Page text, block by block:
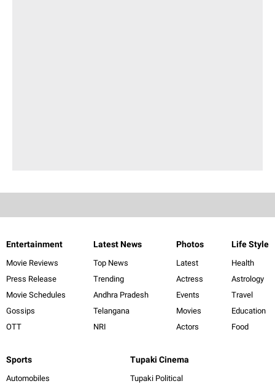
Entertainment
Movie Reviews
Press Release
Movie Schedules
Gossips
OTT
Latest News
Top News
Trending
Andhra Pradesh
Telangana
NRI
Photos
Latest
Actress
Events
Movies
Actors
Life Style
Health
Astrology
Travel
Education
Food
Sports
Automobiles
Tupaki Cinema
Tupaki Political